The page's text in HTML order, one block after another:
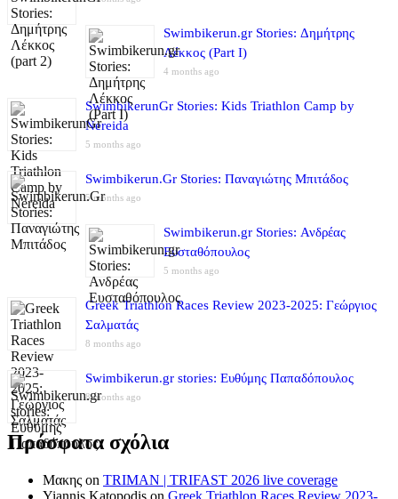
Swimbikerun.gr Stories: Δημήτρης
Λέκκος (Part I)
4 months ago
SwimbikerunGr Stories: Kids Triathlon Camp by
Nereida
5 months ago
Swimbikerun.Gr Stories: Παναγιώτης Μπιτάδος
5 months ago
Swimbikerun.gr Stories: Ανδρέας
Ευσταθόπουλος
5 months ago
Greek Triathlon Races Review 2023-2025: Γεώργιος
Σαλματάς
8 months ago
Swimbikerun.gr stories: Ευθύμης Παπαδόπουλος
8 months ago
Πρόσφατα σχόλια
Μακης on TRIMAN | TRIFAST 2026 live coverage